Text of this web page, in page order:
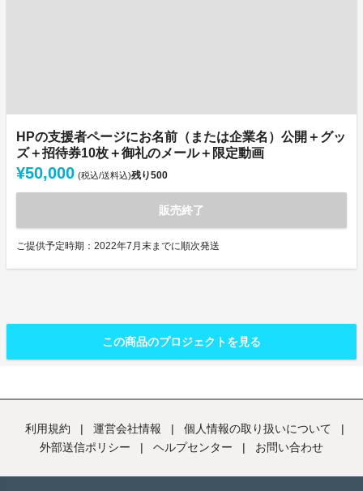
HPの支援者ページにお名前（または企業名）公開＋グッ
ズ＋招待券10枚＋御礼のメール＋限定動画
¥50,000 (税込/送料込)残り500
販売終了
ご提供予定時期：2022年7月末までに順次発送
この商品のプロジェクトを見る
利用規約 | 運営会社情報 | 個人情報の取り扱いについて
|
外部送信ポリシー
| ヘルプセンター | お問い合わせ